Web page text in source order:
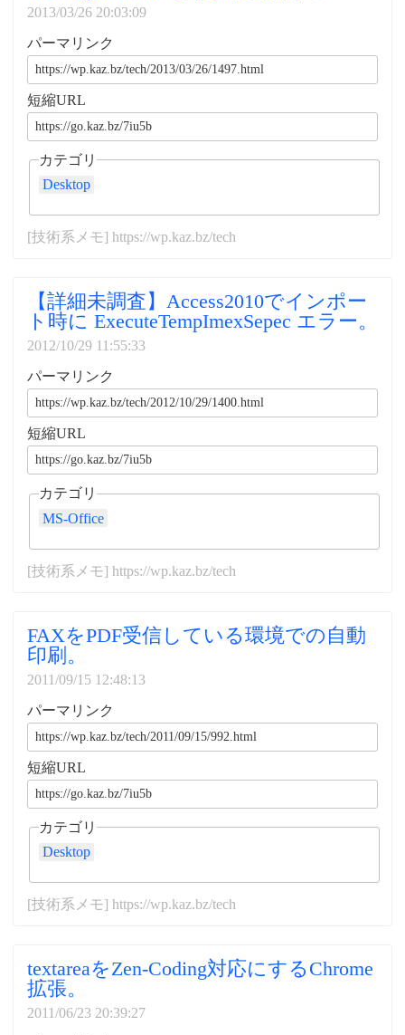
2013/03/26 20:03:09
パーマリンク
短縮URL
カテゴリ
Desktop
[技術系メモ] https://wp.kaz.bz/tech
【詳細未調査】Access2010でインポー
ト時に ExecuteTempImexSepec エラー。
2012/10/29 11:55:33
パーマリンク
短縮URL
カテゴリ
MS-Office
[技術系メモ] https://wp.kaz.bz/tech
FAXをPDF受信している環境での自動
印刷。
2011/09/15 12:48:13
パーマリンク
短縮URL
カテゴリ
Desktop
[技術系メモ] https://wp.kaz.bz/tech
textareaをZen-Coding対応にするChrome
拡張。
2011/06/23 20:39:27